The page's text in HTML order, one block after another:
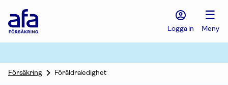
Försäkring
Logga in
☰
Meny
Försäkring Föräldraledighet